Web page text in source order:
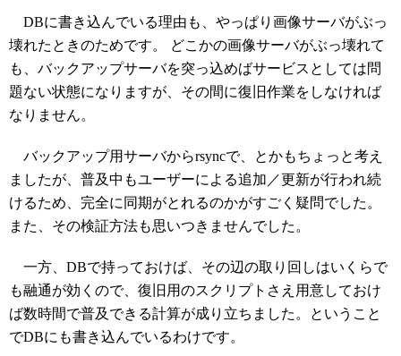
DBに書き込んでいる理由も、やっぱり画像サーバがぶっ
壊れたときのためです。 どこかの画像サーバがぶっ壊れて
も、バックアップサーバを突っ込めばサービスとしては問
題ない状態になりますが、その間に復旧作業をしなければ
なりません。
バックアップ用サーバからrsyncで、とかもちょっと考え
ましたが、普及中もユーザーによる追加／更新が行われ続
けるため、完全に同期がとれるのかがすごく疑問でした。
また、その検証方法も思いつきませんでした。
一方、DBで持っておけば、その辺の取り回しはいくらで
も融通が効くので、復旧用のスクリプトさえ用意しておけ
ば数時間で普及できる計算が成り立ちました。ということ
でDBにも書き込んでいるわけです。